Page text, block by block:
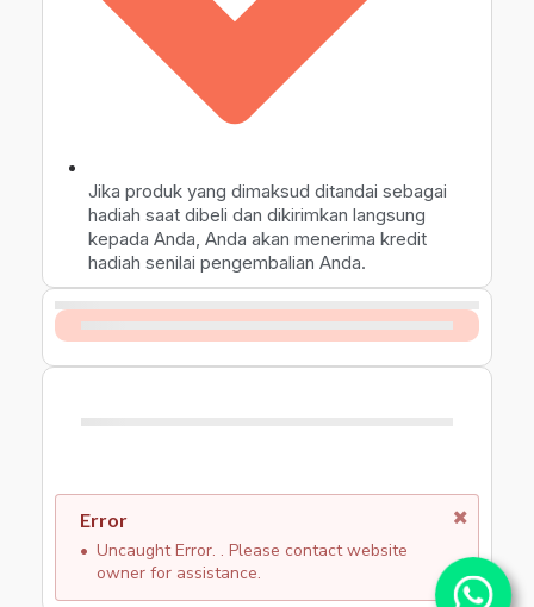
Jika produk yang dimaksud ditandai sebagai
hadiah saat dibeli dan dikirimkan langsung
kepada Anda, Anda akan menerima kredit
hadiah senilai pengembalian Anda.
Error
Uncaught Error. . Please contact website
owner for assistance.